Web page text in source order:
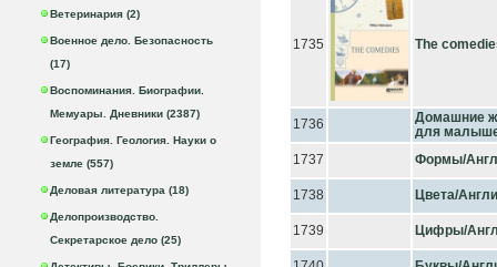
Ветеринария (2)
Военное дело. Безопасность
(17)
Воспоминания. Биографии.
Мемуары. Дневники (2387)
География. Геология. Науки о
земле (557)
Деловая литература (18)
Делопроизводство.
Секретарское дело (25)
1735 The
1736
Домашние
для
1737
Формы/
1738 Цвета/
1739 Цифры/